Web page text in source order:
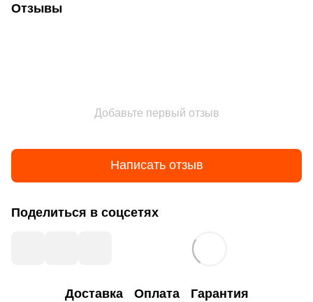
Отзывы
Добавьте первый отзыв
Написать отзыв
Поделиться в соцсетях
Доставка Оплата Гарантия